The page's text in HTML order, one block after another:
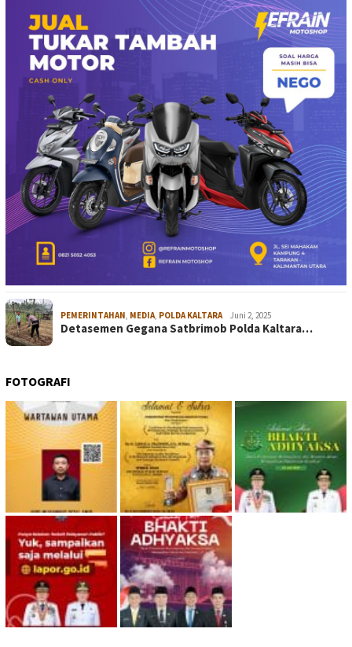
PEMERINTAHAN MEDIA POLDA KALTARA Juni 2, 2025
Detasemen Gegana Satbrimob Polda Kaltara…
FOTOGRAFI